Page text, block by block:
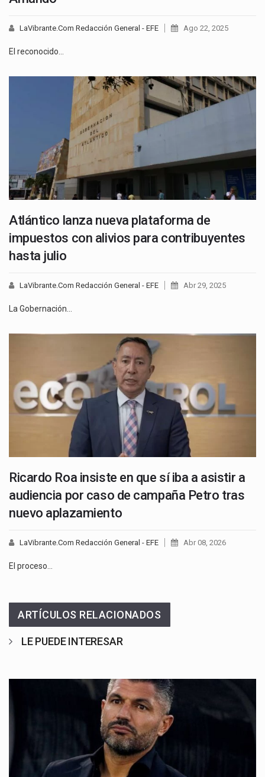
LaVibrante.Com Redacción General - EFE Ago 22, 2025
El reconocido…
Atlántico lanza nueva plataforma de
impuestos con alivios para contribuyentes
hasta julio
LaVibrante.Com Redacción General - EFE Abr 29, 2025
La Gobernación…
Ricardo Roa insiste en que sí iba a asistir a
audiencia por caso de campaña Petro tras
nuevo aplazamiento
LaVibrante.Com Redacción General - EFE Abr 08, 2026
El proceso…
ARTÍCULOS RELACIONADOS
LE PUEDE INTERESAR